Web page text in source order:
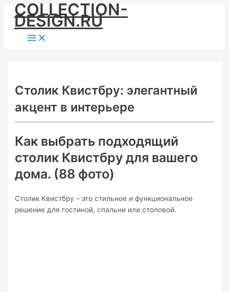
Skip
content
COLLECTION-
DESIGN.RU
Main
Menu
Столик Квистбру: элегантный
акцент в интерьере
Как выбрать подходящий
столик Квистбру для вашего
дома. (88 фото)
Столик Квистбру – это стильное и функциональное
решение для гостиной, спальни или столовой.